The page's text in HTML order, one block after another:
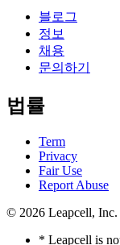
블로그
정보
채용
문의하기
법률
Term
Privacy
Fair Use
Report Abuse
© 2026 Leapcell, Inc.
* Leapcell is